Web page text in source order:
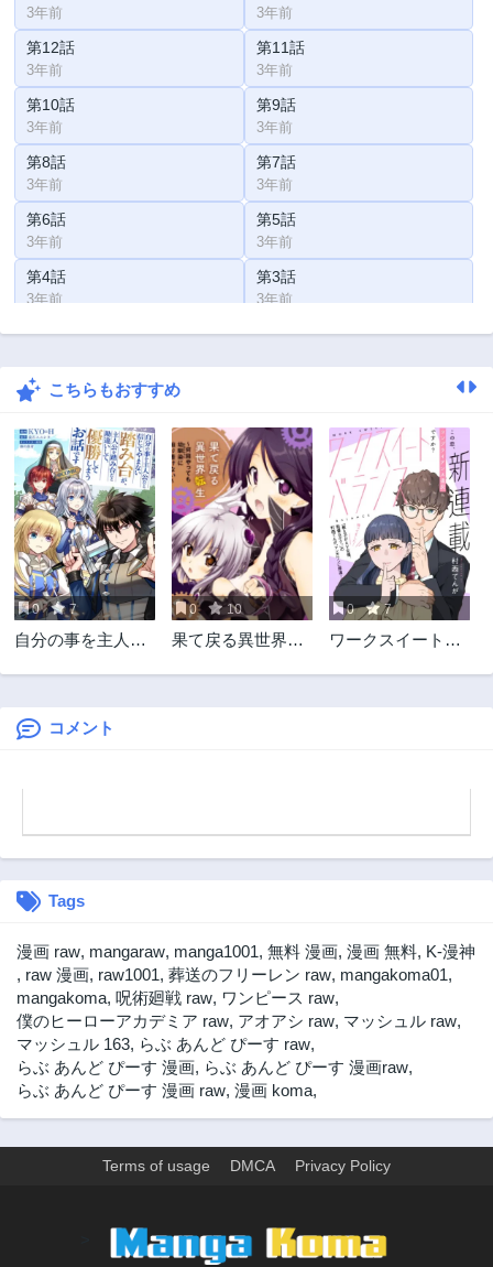
3年前 3年前
第12話
3年前
第11話
3年前
第10話
3年前
第9話
3年前
第8話
3年前
第7話
3年前
第6話
3年前
第5話
3年前
第4話
3年前
第3話
3年前
第2話 第1話
こちらもおすすめ
0 7
自分の事を主人公
公を踏み台だと勘
違いして、優勝し
0 10
果て戻る異世界転
ない～
0 7
ワークスイートバ
コメント
Tags
漫画 raw, mangaraw, manga1001, 無料 漫画, 漫画 無料, K-漫神
, raw 漫画, raw1001, 葬送のフリーレン raw, mangakoma01,
mangakoma, 呪術廻戦 raw, ワンピース raw,
僕のヒーローアカデミア raw, アオアシ raw, マッシュル raw,
マッシュル 163, らぶ あんど ぴーす raw,
らぶ あんど ぴーす 漫画, らぶ あんど ぴーす 漫画raw,
らぶ あんど ぴーす 漫画 raw, 漫画 koma,
Terms of usage DMCA Privacy Policy